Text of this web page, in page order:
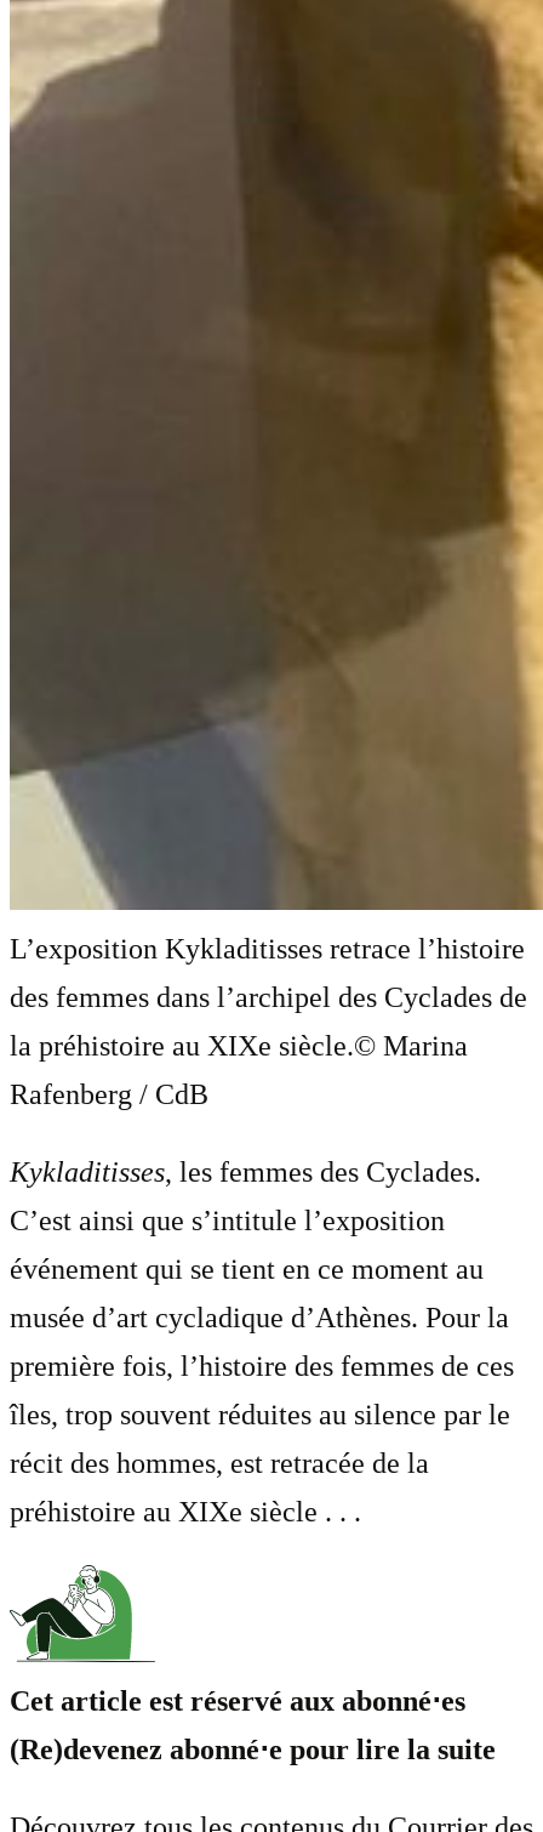
L’exposition Kykladitisses retrace l’histoire
des femmes dans l’archipel des Cyclades de
la préhistoire au XIXe siècle.© Marina
Rafenberg / CdB
Kykladitisses, les femmes des Cyclades.
C’est ainsi que s’intitule l’exposition
événement qui se tient en ce moment au
musée d’art cycladique d’Athènes. Pour la
première fois, l’histoire des femmes de ces
îles, trop souvent réduites au silence par le
récit des hommes, est retracée de la
préhistoire au XIXe siècle . . .
Cet article est réservé aux abonné⋅es
(Re)devenez abonné⋅e pour lire la suite